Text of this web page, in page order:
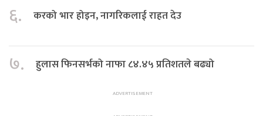
६. करको भार होइन, नागरिकलाई राहत देउ
७. हुलास फिनसर्भको नाफा ८४.४५ प्रतिशतले बढ्यो